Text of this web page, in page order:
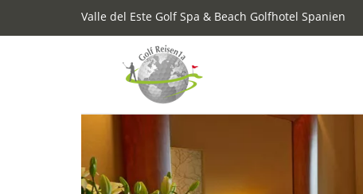
Valle del Este Golf Spa & Beach Golfhotel Spanien
Previous